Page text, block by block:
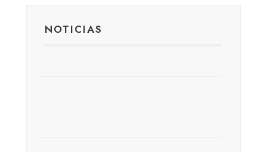
NOTICIAS